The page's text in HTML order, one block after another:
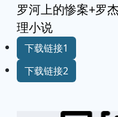
罗河上的惨案+罗
理小说
下载链接1
下载链接2